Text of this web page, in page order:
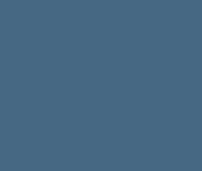
Darbotvarkės
Geležinkelių transporto
ĮSTATYMO PROJEKTAS
susiję
Geležinkelių transporto
pakeitimo ir papildymo
susiję